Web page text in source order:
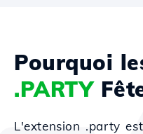
Pourquoi
.PARTY
L'extension .party